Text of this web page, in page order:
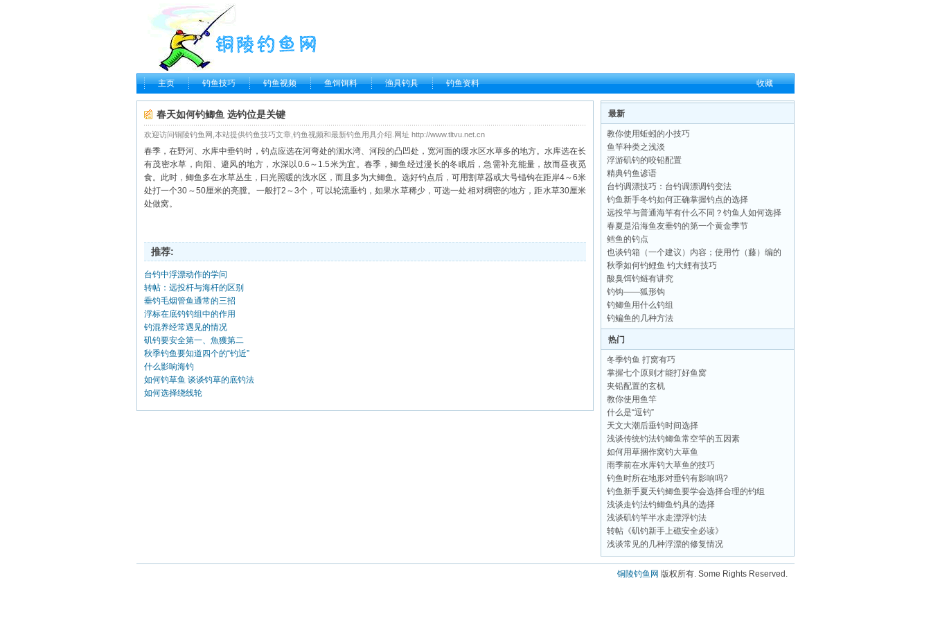
主页 钓鱼技巧 钓鱼视频 鱼饵饵料 渔具钓具 钓鱼资料 收藏
春天如何钓鲫鱼 选钓位是关键
欢迎访问铜陵钓鱼网,本站提供钓鱼技巧文章,钓鱼视频和最新钓鱼用具介绍.网址 http://www.tltvu.net.cn
春季，在野河、水库中垂钓时，钓点应选在河弯处的洄水湾、河段的凸凹处，宽河面的缓水区水草多的地方。水库选在长
有茂密水草，向阳、避风的地方，水深以0.6～1.5米为宜。春季，鲫鱼经过漫长的冬眠后，急需补充能量，故而昼夜觅
食。此时，鲫鱼多在水草丛生，曰光照暖的浅水区，而且多为大鲫鱼。选好钓点后，可用割草器或大号锚钩在距岸4～6米
处打一个30～50厘米的亮膛。一般打2～3个，可以轮流垂钓，如果水草稀少，可选一处相对稠密的地方，距水草30厘米
处做窝。
推荐:
台钓中浮漂动作的学问
转帖：远投杆与海杆的区别
垂钓毛烟管鱼通常的三招
浮标在底钓钓组中的作用
钓混养经常遇见的情况
矶钓要安全第一、魚獲第二
秋季钓鱼要知道四个的“钓近”
什么影响海钓
如何钓草鱼 谈谈钓草的底钓法
如何选择绕线轮
最新
教你使用蚯蚓的小技巧
鱼竿种类之浅淡
浮游矶钓的咬铅配置
精典钓鱼谚语
台钓调漂技巧：台钓调漂调钓变法
钓鱼新手冬钓如何正确掌握钓点的选择
远投竿与普通海竿有什么不同？钓鱼人如何选择
春夏是沿海鱼友垂钓的第一个黄金季节
鳕鱼的钓点
也谈钓箱（一个建议）内容；使用竹（藤）编的
秋季如何钓鲤鱼 钓大鲤有技巧
酸臭饵钓鲢有讲究
钓钩——狐形钩
钓鲫鱼用什么钓组
钓鳊鱼的几种方法
热门
冬季钓鱼 打窝有巧
掌握七个原则才能打好鱼窝
夹铅配置的玄机
教你使用鱼竿
什么是“逗钓”
天文大潮后垂钓时间选择
浅谈传统钓法钓鲫鱼常空竿的五因素
如何用草捆作窝钓大草鱼
雨季前在水库钓大草鱼的技巧
钓鱼时所在地形对垂钓有影响吗?
钓鱼新手夏天钓鲫鱼要学会选择合理的钓组
浅谈走钓法钓鲫鱼钓具的选择
浅谈矶钓竿半水走漂浮钓法
转帖《矶钓新手上礁安全必读》
浅谈常见的几种浮漂的修复情况
铜陵钓鱼网 版权所有. Some Rights Reserved.